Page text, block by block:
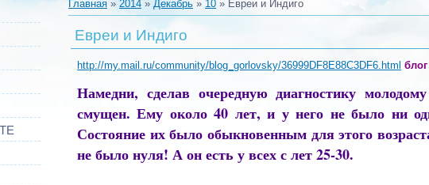
Главная » 2014 » Декабрь » 10 » Евреи и Индиго
Евреи и Индиго
http://my.mail.ru/community/blog_gorlovsky/36999DF8E88C3DF6.html
Намедни, сделав очередную диагностику
смущен. Ему около 40 лет, и у него не было ни
Состояние их было обыкновенным для этого
не было нуля! А он есть у всех с лет 25-30.